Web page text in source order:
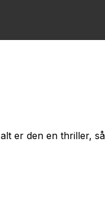
er den en thriller,